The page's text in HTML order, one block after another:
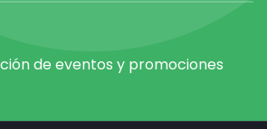
de eventos y promociones